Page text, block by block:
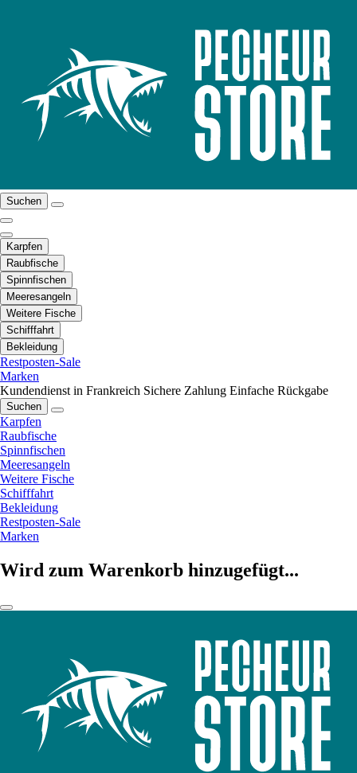
Suchen
Karpfen
Raubfische
Spinnfischen
Meeresangeln
Weitere Fische
Schifffahrt
Bekleidung
Restposten-Sale
Marken
Kundendienst in Frankreich Sichere Zahlung Einfache Rückgabe
Suchen
Karpfen
Raubfische
Spinnfischen
Meeresangeln
Weitere Fische
Schifffahrt
Bekleidung
Restposten-Sale
Marken
Wird zum Warenkorb hinzugefügt...